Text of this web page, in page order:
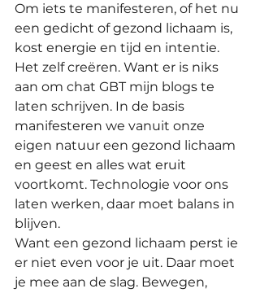
Om iets te manifesteren, of het nu
een gedicht of gezond lichaam is,
kost energie en tijd en intentie.
Het zelf creëren. Want er is niks
aan om chat GBT mijn blogs te
laten schrijven. In de basis
manifesteren we vanuit onze
eigen natuur een gezond lichaam
en geest en alles wat eruit
voortkomt. Technologie voor ons
laten werken, daar moet balans in
blijven.
Want een gezond lichaam perst ie
er niet even voor je uit. Daar moet
je mee aan de slag. Bewegen,